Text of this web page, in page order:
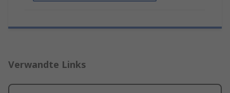
Verwandte Links